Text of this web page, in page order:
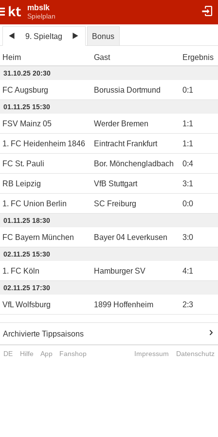
mbslk
Spielplan
9. Spieltag Bonus
Heim Gast Ergebnis
31.10.25 20:30
FC Augsburg Borussia Dortmund 0:1
01.11.25 15:30
FSV Mainz 05 Werder Bremen 1:1
1. FC Heidenheim 1846 Eintracht Frankfurt 1:1
FC St. Pauli Bor. Mönchengladbach 0:4
RB Leipzig VfB Stuttgart 3:1
1. FC Union Berlin SC Freiburg 0:0
01.11.25 18:30
FC Bayern München Bayer 04 Leverkusen 3:0
02.11.25 15:30
1. FC Köln Hamburger SV 4:1
02.11.25 17:30
VfL Wolfsburg 1899 Hoffenheim 2:3
Archivierte Tippsaisons
DE Hilfe App Fanshop Impressum Datenschutz